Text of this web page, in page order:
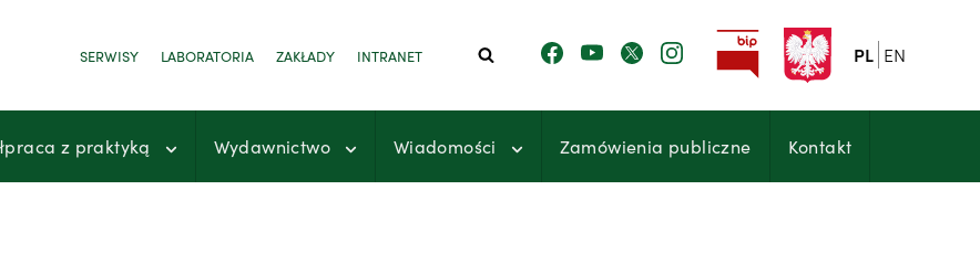
SERWISY LABORATORIA ZAKŁADY INTRANET PL EN
z praktyką Wydawnictwo Wiadomości Zamówienia publiczne Kontakt